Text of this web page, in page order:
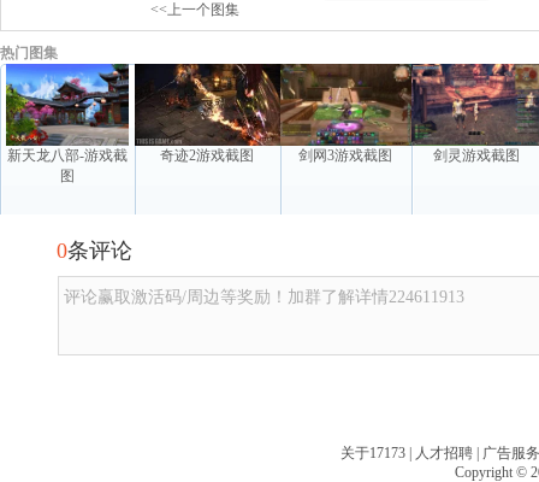
<<上一个图集
热门图集
新天龙八部-游戏截
图
奇迹2游戏截图 剑网3游戏截图 剑灵游戏截图
0条评论
评论赢取激活码/周边等奖励！加群了解详情224611913
关于17173 | 人才招聘 | 广告服务
Copyright ©